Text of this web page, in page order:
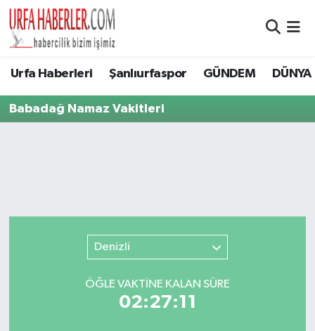
Urfa Haberleri Şanlıurfaspor GÜNDEM DÜNYA
Babadağ Namaz Vakitleri
Denizli
ÖĞLE VAKTİNE KALAN SÜRE
02:27:11
Şanlıurfa Nöbetçi Eczaneler
Şanlıurfa Namaz Vakitleri
Tüm Manşetler